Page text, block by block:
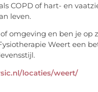
COPD of hart- en
leven.
omgeving en ben je op
Weert een
locaties/weert/